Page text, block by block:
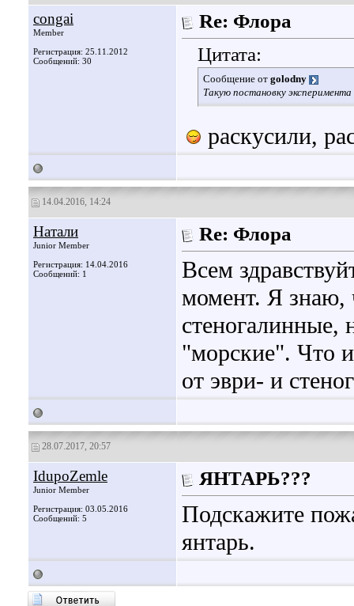
congai
Member
Регистрация: 25.11.2012
Сообщений: 30
Re: Флора
Цитата:
Сообщение от golodny
Такую постановку
раскусили,
14.04.2016, 14:24
Натали
Junior Member
Регистрация: 14.04.2016
Сообщений: 1
Re: Флора
Всем
момент. Я знаю,
стеногалинные,
"морские". Что
от эври- и
28.07.2017, 20:57
IdupoZemle
Junior Member
Регистрация: 03.05.2016
Сообщений: 5
ЯНТАРЬ???
Подскажите
янтарь.